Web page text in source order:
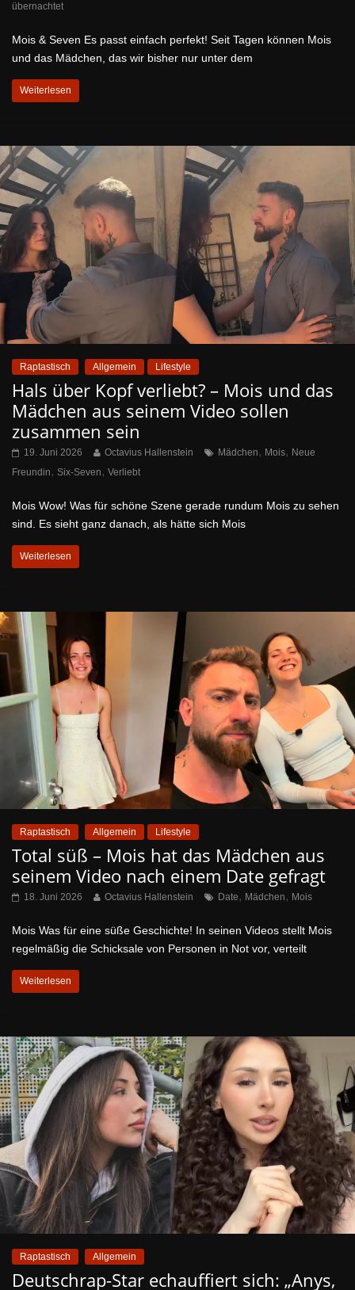
übernachtet
Mois & Seven Es passt einfach perfekt! Seit Tagen können Mois
und das Mädchen, das wir bisher nur unter dem
Weiterlesen
Raptastisch Allgemein Lifestyle
Hals über Kopf verliebt? – Mois und das
Mädchen aus seinem Video sollen
zusammen sein
19. Juni 2026 Octavius Hallenstein Mädchen, Mois, Neue
Freundin, Six-Seven, Verliebt
Mois Wow! Was für schöne Szene gerade rundum Mois zu sehen
sind. Es sieht ganz danach, als hätte sich Mois
Weiterlesen
Raptastisch Allgemein Lifestyle
Total süß – Mois hat das Mädchen aus
seinem Video nach einem Date gefragt
18. Juni 2026 Octavius Hallenstein Date, Mädchen, Mois
Mois Was für eine süße Geschichte! In seinen Videos stellt Mois
regelmäßig die Schicksale von Personen in Not vor, verteilt
Weiterlesen
Raptastisch Allgemein
Deutschrap-Star echauffiert sich: „Anys,